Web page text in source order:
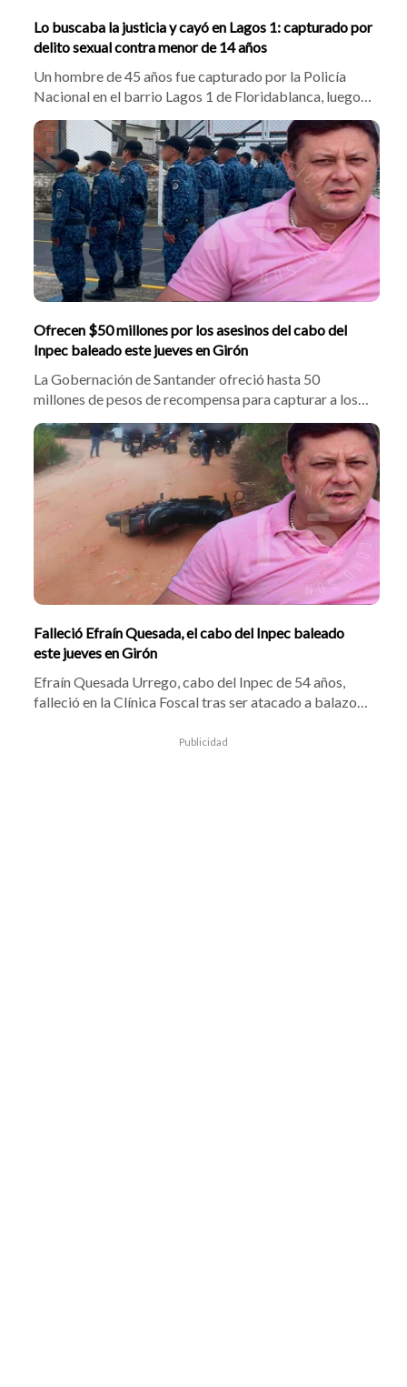
Lo buscaba la justicia y cayó en Lagos 1: capturado por
delito sexual contra menor de 14 años
Un hombre de 45 años fue capturado por la Policía
Nacional en el barrio Lagos 1 de Floridablanca, luego
de que una verificación de antecedentes revelara que
tenía una orden judicial vigente para cumplir condena
por el delito de acceso carnal violento con menor de 14
años.
Ofrecen $50 millones por los asesinos del cabo del
Inpec baleado este jueves en Girón
La Gobernación de Santander ofreció hasta 50
millones de pesos de recompensa para capturar a los
responsables del asesinato del cabo Efraín Quesada
Urrego. El funcionario del Inpec fue atacado cuando
iba a laborar en Palogordo. El secretario Óscar
Hernández pidió el apoyo de las autoridades.
Falleció Efraín Quesada, el cabo del Inpec baleado
este jueves en Girón
Efraín Quesada Urrego, cabo del Inpec de 54 años,
falleció en la Clínica Foscal tras ser atacado a balazos
metros de la Cárcel de Palogordo. Autoridades
Publicidad